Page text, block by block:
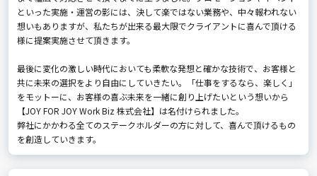
といった実施・運営の影には、決して楽ではない業務や、中々報われない
想いもありますが、私たちが出来る最大限でクライアントに喜んで頂ける
様に提案実施させて頂きます。
最後に変化の激しい時代においても柔軟な発想と確かな技術で、お客様と
共に未来の選択をより自由にしていきたい。「仕事をするなら、楽しく」
をモットーに、お客様の喜ぶ未来を一緒に創り上げたいという想いから
【JOY FOR JOY Work Biz 株式会社】は名付けられました。
弊社にかかわる全てのステークホルダーの方に対して、喜んで頂けるもの
を創造していきます。